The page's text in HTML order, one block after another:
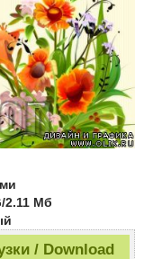
2.11 Мб
/ Download